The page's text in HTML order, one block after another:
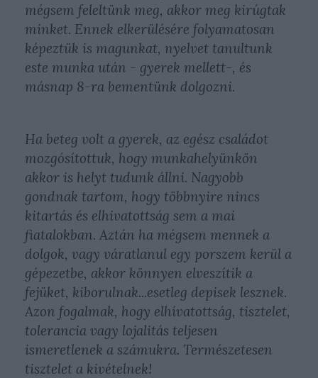
mégsem feleltünk meg, akkor meg kirúgtak
minket. Ennek elkerülésére folyamatosan
képeztük is magunkat, nyelvet tanultunk
este munka után - gyerek mellett-, és
másnap 8-ra bementünk dolgozni.
Ha beteg volt a gyerek, az egész családot
mozgósítottuk, hogy munkahelyünkön
akkor is helyt tudunk állni. Nagyobb
gondnak tartom, hogy többnyire nincs
kitartás és elhivatottság sem a mai
fiatalokban. Aztán ha mégsem mennek a
dolgok, vagy váratlanul egy porszem kerül a
gépezetbe, akkor könnyen elveszítik a
fejüket, kiborulnak...esetleg depisek lesznek.
Azon fogalmak, hogy elhívatottság, tisztelet,
tolerancia vagy lojalitás teljesen
ismeretlenek a számukra. Természetesen
tisztelet a kivételnek!